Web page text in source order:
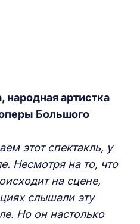
народная артистка
Большого
этот спектакль, у
Несмотря на то, что
на сцене,
слышали эту
Но он настолько